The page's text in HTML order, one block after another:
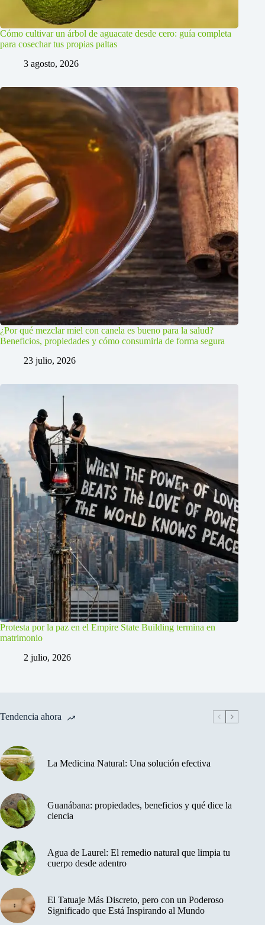
Cómo cultivar un árbol de aguacate desde cero: guía completa
para cosechar tus propias paltas
3 agosto, 2026
¿Por qué mezclar miel con canela es bueno para la salud?
Beneficios, propiedades y cómo consumirla de forma segura
23 julio, 2026
Protesta por la paz en el Empire State Building termina en
matrimonio
2 julio, 2026
Tendencia ahora
La Medicina Natural: Una solución efectiva
Guanábana: propiedades, beneficios y qué dice la
ciencia
Agua de Laurel: El remedio natural que limpia tu
cuerpo desde adentro
El Tatuaje Más Discreto, pero con un Poderoso
Significado que Está Inspirando al Mundo